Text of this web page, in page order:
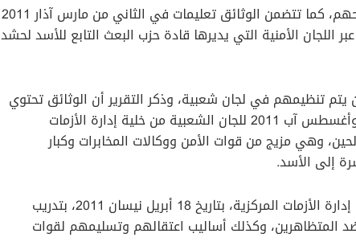
ويشير التقرير إلى تدريبهم وتوجيههم وتسليحهم، كما تتضمن الوثائق تعليمات في الثاني من مارس آذار 2011
اللجان الأمنية التي يديرها قادة حزب البعث التابع للأسد لحشد
تنظيمهم في لجان شعبية، وذكر التقرير أن الوثائق تحتوي
أيضاً على تعليمات في أبريل نيسان ومايو أيار وأغسطس آب 2011 للجان الشعبية من خلية إدارة الأزمات
وهي مزيج من قوات الأمن ووكالات المخابرات وكبار
إلى الأسد.
أمرت إحدى التوجيهات الأولى الصادرة عن خلية إدارة الأزمات المركزية، بتاريخ 18 أبريل نيسان 2011، بتدريب
المتظاهرين، وكذلك أساليب اعتقالهم وتسليمهم لقوات